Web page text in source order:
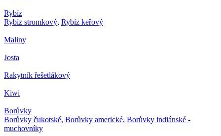
Rybíz
Rybíz stromkový, Rybíz keřový
Maliny
Josta
Rakytník řešetlákový
Kiwi
Borůvky
Borůvky čukotské, Borůvky americké, Borůvky indiánské -
muchovníky